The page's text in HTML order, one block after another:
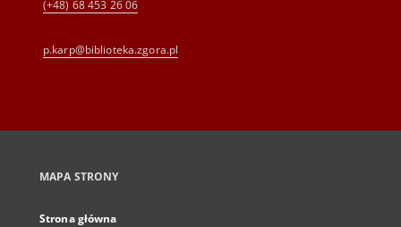
(+48) 68 453 26 06
p.karp@biblioteka.zgora.pl
MAPA STRONY
Strona główna